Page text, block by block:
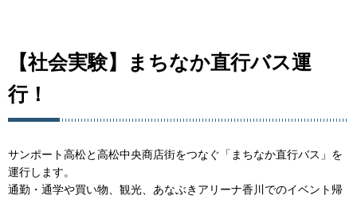
【社会実験】まちなか直行バス運
行！
サンポート高松と高松中央商店街をつなぐ「まちなか直行バス」を
運行します。
通勤・通学や買い物、観光、あなぶきアリーナ香川でのイベント帰